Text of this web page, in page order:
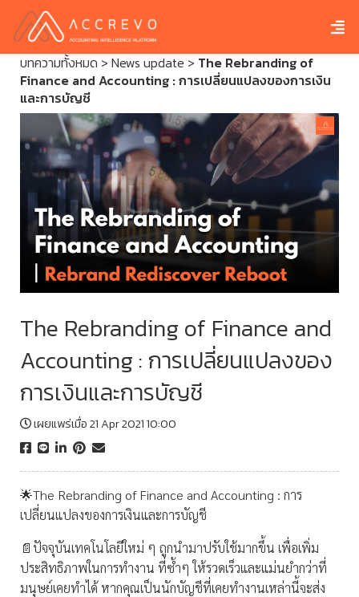
บทความทั้งหมด > News update > The Rebranding of
Finance and Accounting : การเปลี่ยนแปลงของการเงิน
และการบัญชี
The Rebranding of Finance and
Accounting : การเปลี่ยนแปลงของ
การเงินและการบัญชี
เผยแพร่เมื่อ 21 Apr 2021 10:00
🌟The Rebranding of Finance and Accounting : การ
เปลี่ยนแปลงของการเงินและการบัญชี
📄ปัจจุบันเทคโนโลยีใหม่ ๆ ถูกนำมาปรับใช้มากขึ้น เพื่อเพิ่ม
ประสิทธิภาพในการทำงาน ที่ซ้ำๆ ให้รวดเร็วและแม่นยำกว่าที่
มนุษย์เคยทำได้ หากคุณเป็นนักบัญชีที่เคยทำงานเหล่านี้จะส่ง